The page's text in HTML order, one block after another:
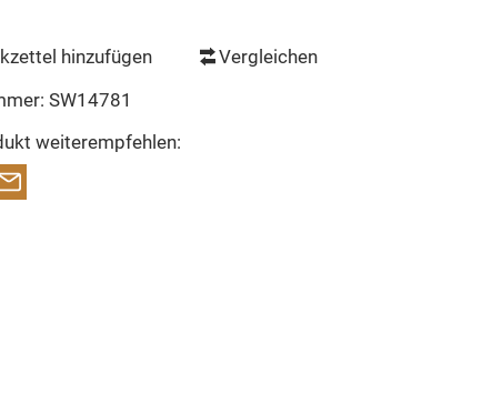
hinzufügen
Vergleichen
SW14781
weiterempfehlen: